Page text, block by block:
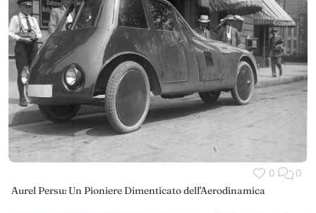
0 0
Aurel Persu: Un Pioniere Dimenticato dell'Aerodinamica